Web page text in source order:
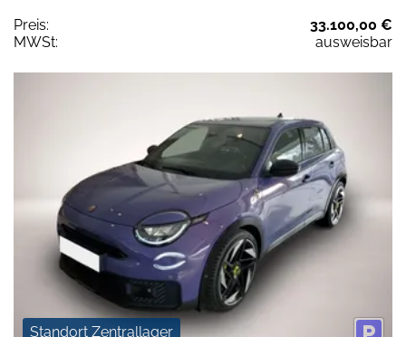
Preis:
33.100,00 €
MWSt:
ausweisbar
Standort Zentrallager